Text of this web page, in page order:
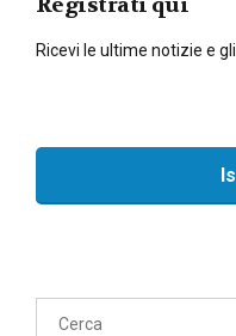
Ricevi le ultime notizie e